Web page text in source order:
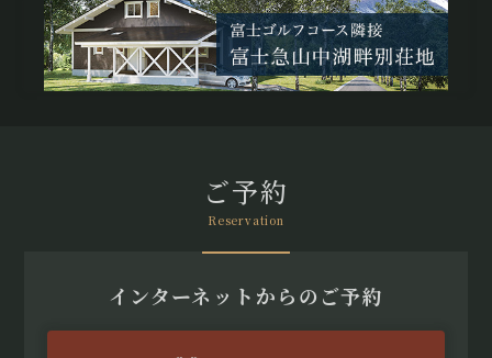
ご予約
Reservation
インターネットからのご予約